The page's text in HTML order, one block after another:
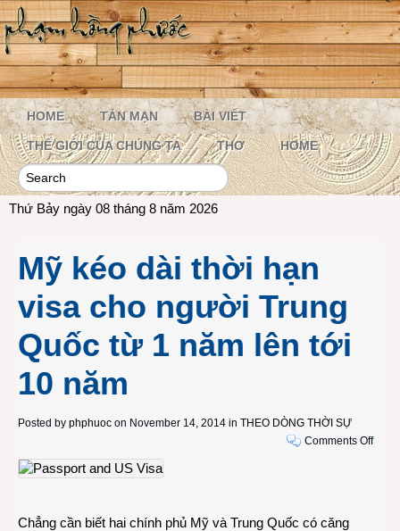
HOME TẢN MẠN BÀI VIẾT
THẾ GIỚI CỦA CHÚNG TA THƠ HOME
Thứ Bảy ngày 08 tháng 8 năm 2026
Mỹ kéo dài thời hạn
visa cho người Trung
Quốc từ 1 năm lên tới
10 năm
Posted by phphuoc on November 14, 2014 in THEO DÒNG THỜI SỰ
Comments Offon
Chẳng cần biết hai chính phủ Mỹ và Trung Quốc có căng